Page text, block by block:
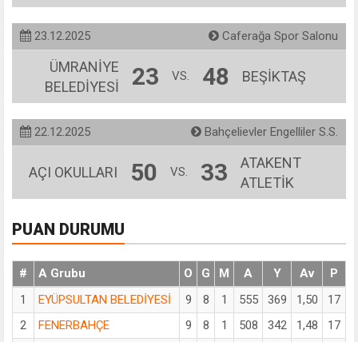
23.12.2025 Caferağa Spor Salonu
ÜMRANİYE
BELEDİYESİ
23 VS. 48 BEŞİKTAŞ
22.12.2025 Bahçelievler Engelliler S.S.
AÇI OKULLARI 50 VS. 33
ATAKENT
ATLETİK
PUAN DURUMU
# A Grubu O G M A Y Av
P
1
EYÜPSULTAN BELEDİYESİ 9 8 1 555 369 1,50
17
2
FENERBAHÇE 9 8 1 508 342 1,48
17